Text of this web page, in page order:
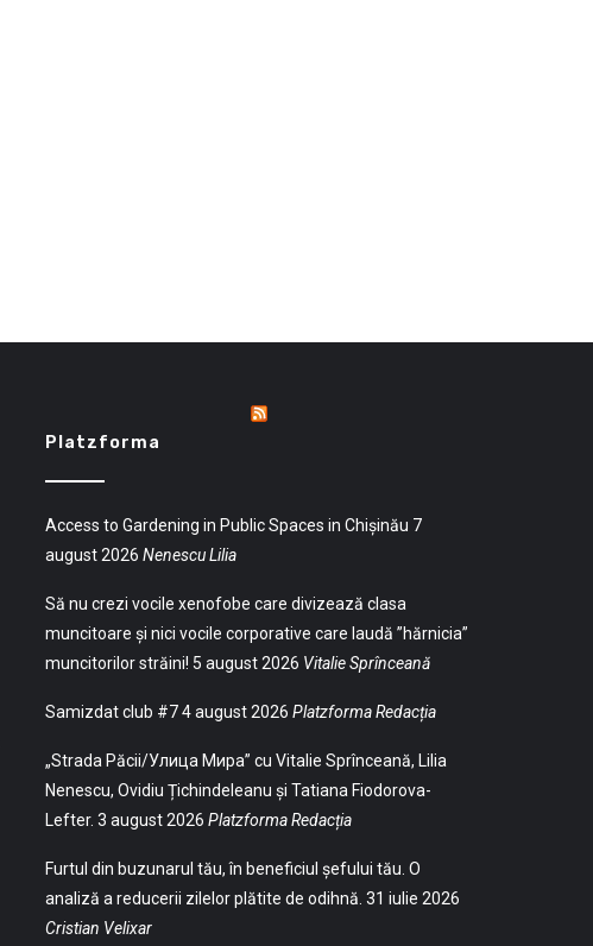
Platzforma
Access to Gardening in Public Spaces in Chișinău 7
august 2026 Nenescu Lilia
Să nu crezi vocile xenofobe care divizează clasa
muncitoare și nici vocile corporative care laudă ”hărnicia”
muncitorilor străini! 5 august 2026 Vitalie Sprînceană
Samizdat club #7 4 august 2026 Platzforma Redacția
„Strada Păcii/Улица Мира” cu Vitalie Sprînceană, Lilia
Nenescu, Ovidiu Țichindeleanu și Tatiana Fiodorova-
Lefter. 3 august 2026 Platzforma Redacția
Furtul din buzunarul tău, în beneficiul șefului tău. O
analiză a reducerii zilelor plătite de odihnă. 31 iulie 2026
Cristian Velixar